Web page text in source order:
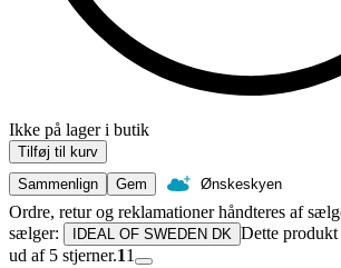
Ikke på lager i butik
Tilføj til kurv
Sammenlign
Gem Ønskeskyen
Ordre, retur og reklamationer håndteres af
sælger:
IDEAL OF SWEDEN DK Dette produkt
ud af 5 stjerner.11